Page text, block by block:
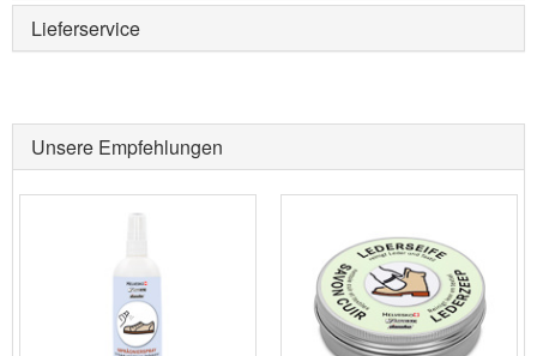
Lieferservice
Unsere Empfehlungen